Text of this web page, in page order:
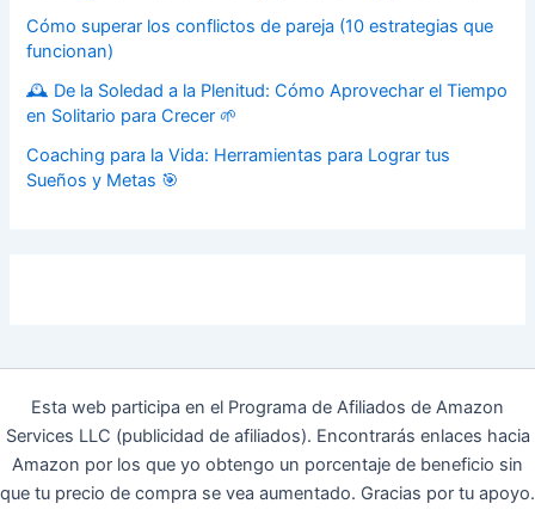
Cómo superar los conflictos de pareja (10 estrategias que
funcionan)
🕰️ De la Soledad a la Plenitud: Cómo Aprovechar el Tiempo
en Solitario para Crecer 🌱
Coaching para la Vida: Herramientas para Lograr tus
Sueños y Metas 🎯
Esta web participa en el Programa de Afiliados de Amazon
Services LLC (publicidad de afiliados). Encontrarás enlaces hacia
Amazon por los que yo obtengo un porcentaje de beneficio sin
que tu precio de compra se vea aumentado. Gracias por tu apoyo.